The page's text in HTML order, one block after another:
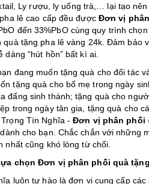
Ly rượu, ly uống trà,… lại tạo
lê cao cấp đều được Đơn vị
đến 33%PbO cùng quy trình
quà tặng pha lê vàng 24k. Đảm bảo
dàng “hút hồn” bất kì ai.
đang muốn tặng quà cho đối tác
tặng quà cho bố mẹ trong ngày
đấng sinh thành; tặng quà cho
trong ngày tân gia, tặng quà cho
Trọng Tín Nghĩa -Đơn vị phân phối
cho bạn. Chắc chắn với những
nhất cũng khó lòng từ chối.
chọn Đơn vị phân phối quà
luôn tự hào là đơn vị cung cấp